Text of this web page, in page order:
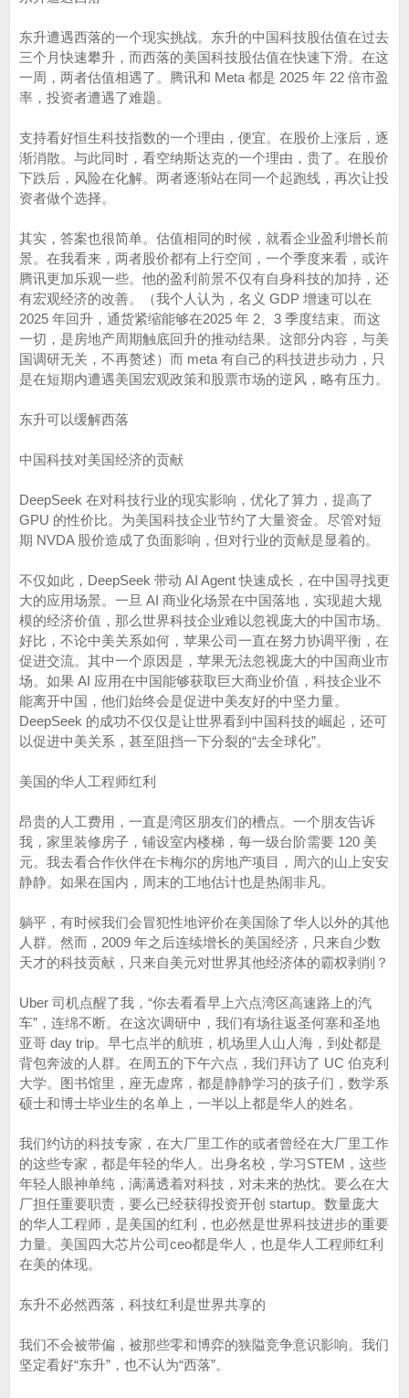
东升遭遇西落的一个现实挑战。东升的中国科技股估值在过去
三个月快速攀升，而西落的美国科技股估值在快速下滑。在这
一周，两者估值相遇了。腾讯和 Meta 都是 2025 年 22 倍市盈
率，投资者遭遇了难题。
支持看好恒生科技指数的一个理由，便宜。在股价上涨后，逐
渐消散。与此同时，看空纳斯达克的一个理由，贵了。在股价
下跌后，风险在化解。两者逐渐站在同一个起跑线，再次让投
资者做个选择。
其实，答案也很简单。估值相同的时候，就看企业盈利增长前
景。在我看来，两者股价都有上行空间，一个季度来看，或许
腾讯更加乐观一些。他的盈利前景不仅有自身科技的加持，还
有宏观经济的改善。（我个人认为，名义 GDP 增速可以在
2025 年回升，通货紧缩能够在2025 年 2、3 季度结束。而这
一切，是房地产周期触底回升的推动结果。这部分内容，与美
国调研无关，不再赘述）而 meta 有自己的科技进步动力，只
是在短期内遭遇美国宏观政策和股票市场的逆风，略有压力。
东升可以缓解西落
中国科技对美国经济的贡献
DeepSeek 在对科技行业的现实影响，优化了算力，提高了
GPU 的性价比。为美国科技企业节约了大量资金。尽管对短
期 NVDA 股价造成了负面影响，但对行业的贡献是显着的。
不仅如此，DeepSeek 带动 AI Agent 快速成长，在中国寻找更
大的应用场景。一旦 AI 商业化场景在中国落地，实现超大规
模的经济价值，那么世界科技企业难以忽视庞大的中国市场。
好比，不论中美关系如何，苹果公司一直在努力协调平衡，在
促进交流。其中一个原因是，苹果无法忽视庞大的中国商业市
场。如果 AI 应用在中国能够获取巨大商业价值，科技企业不
能离开中国，他们始终会是促进中美友好的中坚力量。
DeepSeek 的成功不仅仅是让世界看到中国科技的崛起，还可
以促进中美关系，甚至阻挡一下分裂的“去全球化”。
美国的华人工程师红利
昂贵的人工费用，一直是湾区朋友们的槽点。一个朋友告诉
我，家里装修房子，铺设室内楼梯，每一级台阶需要 120 美
元。我去看合作伙伴在卡梅尔的房地产项目，周六的山上安安
静静。如果在国内，周末的工地估计也是热闹非凡。
躺平，有时候我们会冒犯性地评价在美国除了华人以外的其他
人群。然而，2009 年之后连续增长的美国经济，只来自少数
天才的科技贡献，只来自美元对世界其他经济体的霸权剥削？
Uber 司机点醒了我，“你去看看早上六点湾区高速路上的汽
车”，连绵不断。在这次调研中，我们有场往返圣何塞和圣地
亚哥 day trip。早七点半的航班，机场里人山人海，到处都是
背包奔波的人群。在周五的下午六点，我们拜访了 UC 伯克利
大学。图书馆里，座无虚席，都是静静学习的孩子们，数学系
硕士和博士毕业生的名单上，一半以上都是华人的姓名。
我们约访的科技专家，在大厂里工作的或者曾经在大厂里工作
的这些专家，都是年轻的华人。出身名校，学习STEM，这些
年轻人眼神单纯，满满透着对科技，对未来的热忱。要么在大
厂担任重要职责，要么已经获得投资开创 startup。数量庞大
的华人工程师，是美国的红利，也必然是世界科技进步的重要
力量。美国四大芯片公司ceo都是华人，也是华人工程师红利
在美的体现。
东升不必然西落，科技红利是世界共享的
我们不会被带偏，被那些零和博弈的狭隘竞争意识影响。我们
坚定看好“东升”，也不认为“西落”。